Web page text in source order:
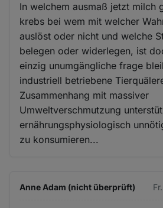
In welchem ausmaß jetzt milch
krebs bei wem mit welcher
auslöst oder nicht und welche
belegen oder widerlegen, ist
einzig unumgängliche frage
industriell betriebene
Zusammenhang mit massiver
Umweltverschmutzung
ernährungsphysiologisch
zu konsumieren...
Anne Adam (nicht überprüft)